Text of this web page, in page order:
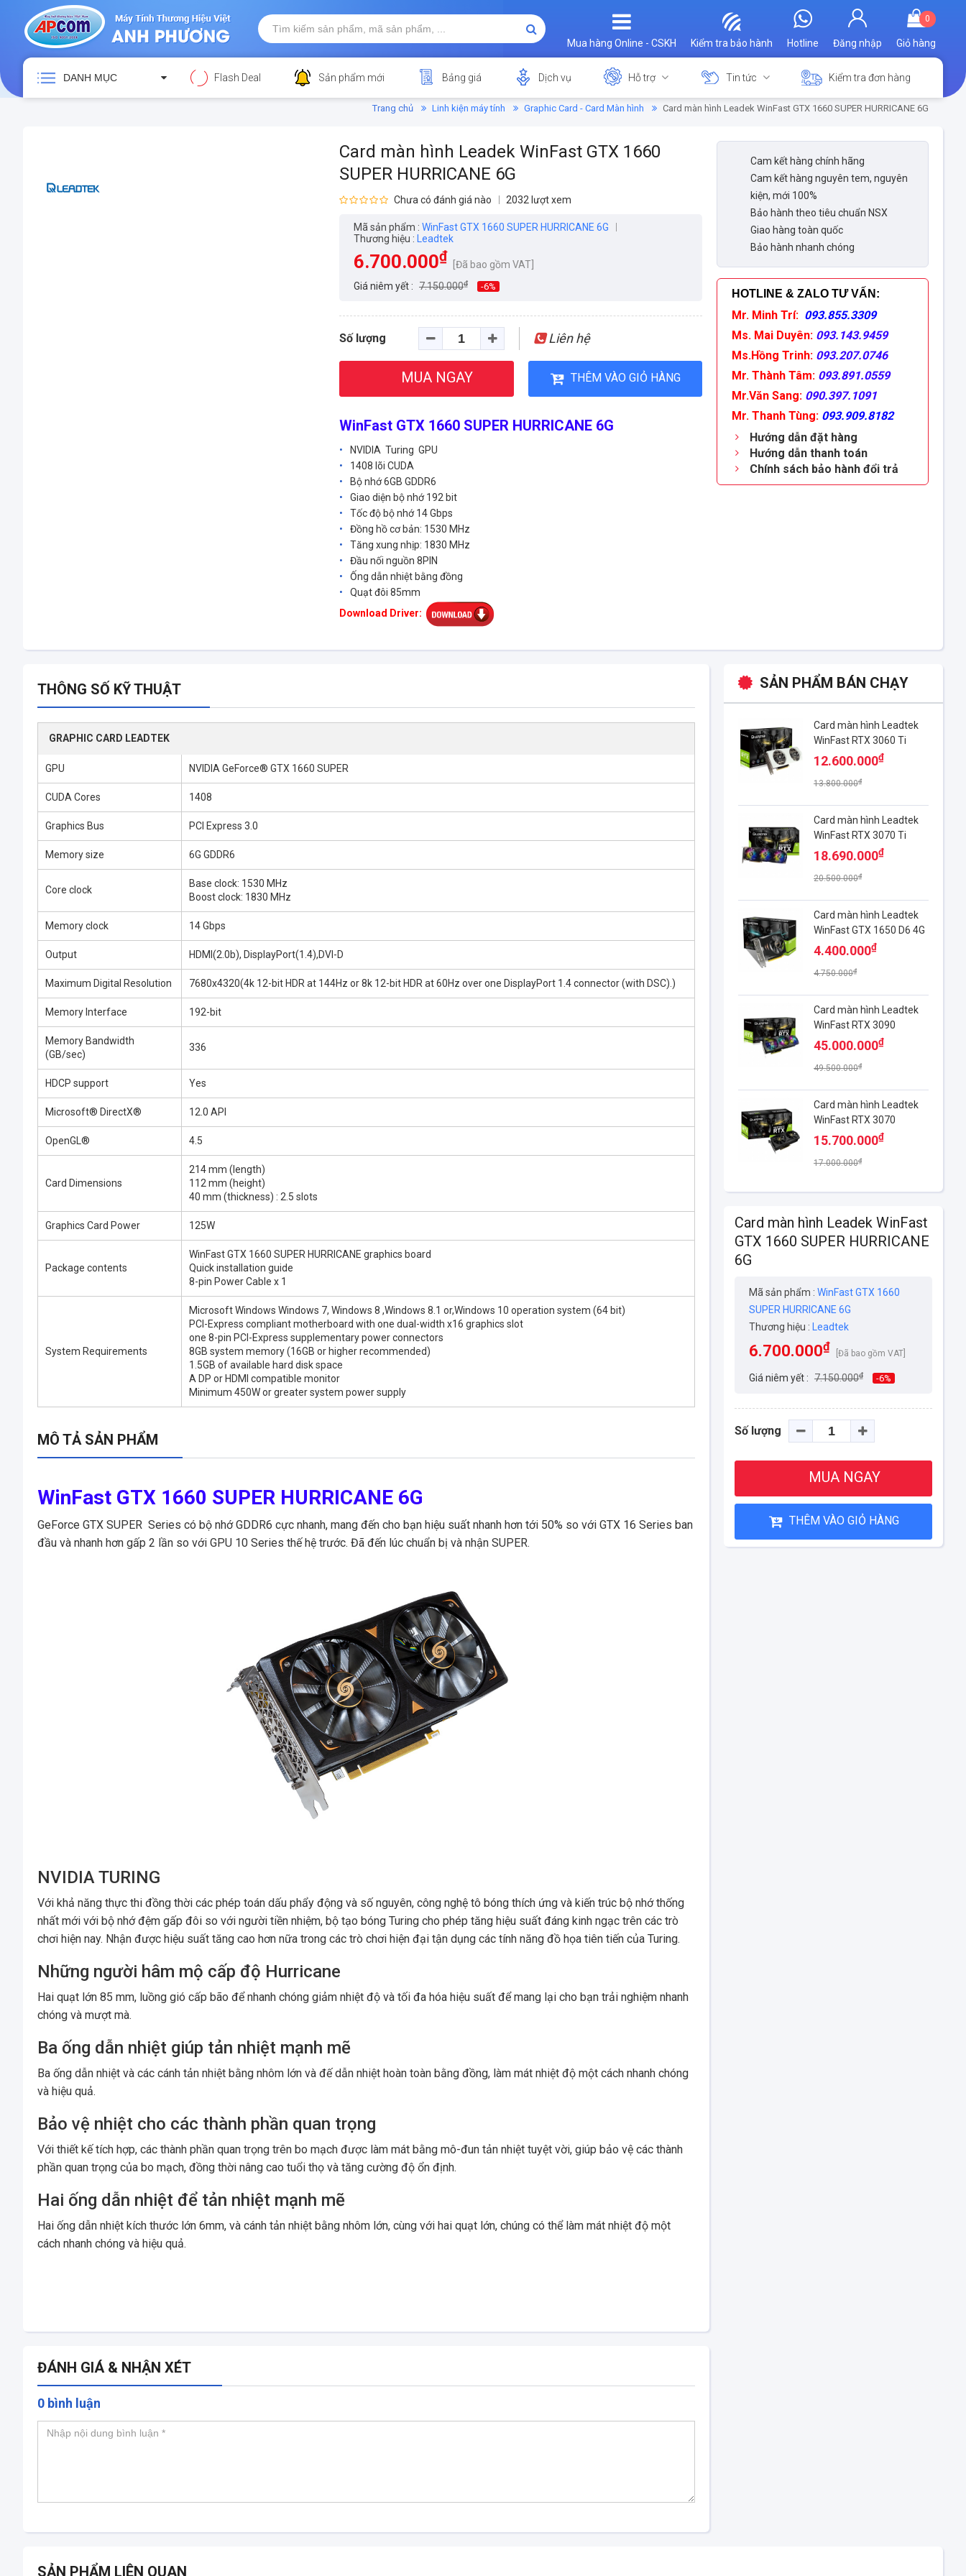
0
Giỏ hàng
Đăng nhập
Hotline
Kiểm tra bảo hành
Mua hàng Online - CSKH
DANH MỤC Flash Deal Sản phẩm mới Bảng giá Dịch vụ Hỗ trợ Tin tức Kiểm tra đơn hàng
Trang chủ Linh kiện máy tính Graphic Card - Card Màn hình Card màn hình Leadek WinFast GTX 1660 SUPER HURRICANE 6G
Card màn hình Leadek WinFast GTX 1660
SUPER HURRICANE 6G
Chưa có đánh giá nào 2032 lượt xem
Mã sản phẩm : WinFast GTX 1660 SUPER HURRICANE 6G
Thương hiệu :
Leadtek
6.700.000₫
[Đã bao gồm VAT]
Giá niêm yết : 7.150.000₫ -6%
Số lượng Liên hệ
MUA NGAY THÊM VÀO GIỎ HÀNG
WinFast GTX 1660 SUPER HURRICANE 6G
NVIDIA Turing GPU
1408 lõi CUDA
Bộ nhớ 6GB GDDR6
Giao diện bộ nhớ 192 bit
Tốc độ bộ nhớ 14 Gbps
Đồng hồ cơ bản: 1530 MHz
Tăng xung nhịp: 1830 MHz
Đầu nối nguồn 8PIN
Ống dẫn nhiệt bằng đồng
Quạt đôi 85mm
Download Driver:
Cam kết hàng chính hãng
Cam kết hàng nguyên tem, nguyên
kiện, mới 100%
Bảo hành theo tiêu chuẩn NSX
Giao hàng toàn quốc
Bảo hành nhanh chóng
HOTLINE & ZALO TƯ VẤN :
Mr. Minh Trí: 093.855.3309
Ms. Mai Duyên: 093.143.9459
Ms.Hồng Trinh: 093.207.0746
Mr. Thành Tâm: 093.891.0559
Mr.Văn Sang: 090.397.1091
Mr. Thanh Tùng: 093.909.8182
Hướng dẫn đặt hàng
Hướng dẫn thanh toán
Chính sách bảo hành đổi trả
THÔNG SỐ KỸ THUẬT
GRAPHIC CARD LEADTEK
GPU NVIDIA GeForce® GTX 1660 SUPER
CUDA Cores 1408
Graphics Bus PCI Express 3.0
Memory size 6G GDDR6
Core clock
Base clock: 1530 MHz
Boost clock: 1830 MHz
Memory clock 14 Gbps
Output HDMI(2.0b), DisplayPort(1.4),DVI-D
Maximum Digital Resolution 7680x4320(4k 12-bit HDR at 144Hz or 8k 12-bit HDR at 60Hz over one DisplayPort 1.4 connector (with DSC).)
Memory Interface 192-bit
Memory Bandwidth
(GB/sec)
336
HDCP support Yes
Microsoft® DirectX® 12.0 API
OpenGL® 4.5
Card Dimensions
214 mm (length)
112 mm (height)
40 mm (thickness) : 2.5 slots
Graphics Card Power 125W
Package contents
WinFast GTX 1660 SUPER HURRICANE graphics board
Quick installation guide
8-pin Power Cable x 1
System Requirements
Microsoft Windows Windows 7, Windows 8 ,Windows 8.1 or,Windows 10 operation system (64 bit)
PCI-Express compliant motherboard with one dual-width x16 graphics slot
one 8-pin PCI-Express supplementary power connectors
8GB system memory (16GB or higher recommended)
1.5GB of available hard disk space
A DP or HDMI compatible monitor
Minimum 450W or greater system power supply
MÔ TẢ SẢN PHẨM
WinFast GTX 1660 SUPER HURRICANE 6G
GeForce GTX SUPER Series có bộ nhớ GDDR6 cực nhanh, mang đến cho bạn hiệu suất nhanh hơn tới 50% so với GTX 16 Series ban
đầu và nhanh hơn gấp 2 lần so với GPU 10 Series thế hệ trước. Đã đến lúc chuẩn bị và nhận SUPER.
NVIDIA TURING
Với khả năng thực thi đồng thời các phép toán dấu phẩy động và số nguyên, công nghệ tô bóng thích ứng và kiến ​​trúc bộ nhớ thống
nhất mới với bộ nhớ đệm gấp đôi so với người tiền nhiệm, bộ tạo bóng Turing cho phép tăng hiệu suất đáng kinh ngạc trên các trò
chơi hiện nay. Nhận được hiệu suất tăng cao hơn nữa trong các trò chơi hiện đại tận dụng các tính năng đồ họa tiên tiến của Turing.
Những người hâm mộ cấp độ Hurricane
Hai quạt lớn 85 mm, luồng gió cấp bão để nhanh chóng giảm nhiệt độ và tối đa hóa hiệu suất để mang lại cho bạn trải nghiệm nhanh
chóng và mượt mà.
Ba ống dẫn nhiệt giúp tản nhiệt mạnh mẽ
Ba ống dẫn nhiệt và các cánh tản nhiệt bằng nhôm lớn và đế dẫn nhiệt hoàn toàn bằng đồng, làm mát nhiệt độ một cách nhanh chóng
và hiệu quả.
Bảo vệ nhiệt cho các thành phần quan trọng
Với thiết kế tích hợp, các thành phần quan trọng trên bo mạch được làm mát bằng mô-đun tản nhiệt tuyệt vời, giúp bảo vệ các thành
phần quan trọng của bo mạch, đồng thời nâng cao tuổi thọ và tăng cường độ ổn định.
Hai ống dẫn nhiệt để tản nhiệt mạnh mẽ
Hai ống dẫn nhiệt kích thước lớn 6mm, và cánh tản nhiệt bằng nhôm lớn, cùng với hai quạt lớn, chúng có thể làm mát nhiệt độ một
cách nhanh chóng và hiệu quả.
ĐÁNH GIÁ & NHẬN XÉT
0 bình luận
SẢN PHẨM BÁN CHẠY
Card màn hình Leadtek
WinFast RTX 3060 Ti
HURRICANE WHITE
12.600.000₫
13.800.000₫
Card màn hình Leadtek
WinFast RTX 3070 Ti
HURRICANE 8G
18.690.000₫
20.500.000₫
Card màn hình Leadtek
WinFast GTX 1650 D6 4G
4.400.000₫
4.750.000₫
Card màn hình Leadtek
WinFast RTX 3090
HURRICANE 24G
45.000.000₫
49.500.000₫
Card màn hình Leadtek
WinFast RTX 3070
HURRICANE 8GB
15.700.000₫
17.000.000₫
Card màn hình Leadek WinFast
GTX 1660 SUPER HURRICANE
6G
Mã sản phẩm : WinFast GTX 1660
SUPER HURRICANE 6G
Thương hiệu :
Leadtek
6.700.000₫
[Đã bao gồm VAT]
Giá niêm yết : 7.150.000₫ -6%
Số lượng
MUA NGAY
THÊM VÀO GIỎ HÀNG
SẢN PHẨM LIÊN QUAN